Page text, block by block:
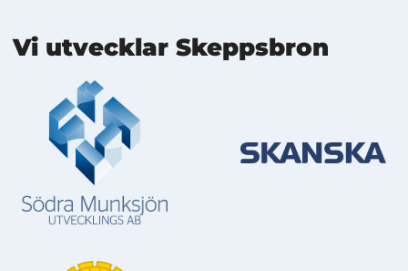
Mer information
Vi utvecklar Skeppsbron